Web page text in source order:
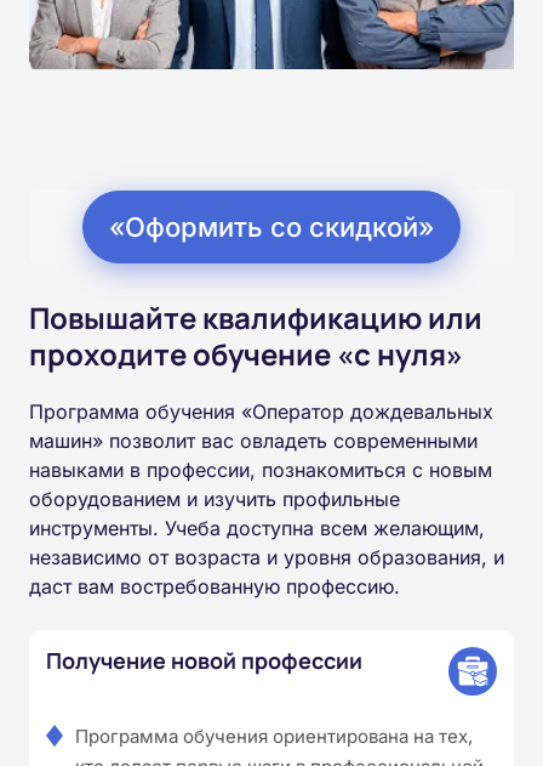
«Оформить со скидкой»
Повышайте квалификацию или
проходите обучение «с нуля»
Программа обучения «Оператор дождевальных
машин» позволит вас овладеть современными
навыками в профессии, познакомиться с новым
оборудованием и изучить профильные
инструменты. Учеба доступна всем желающим,
независимо от возраста и уровня образования, и
даст вам востребованную профессию.
Получение новой профессии
Программа обучения ориентирована на тех,